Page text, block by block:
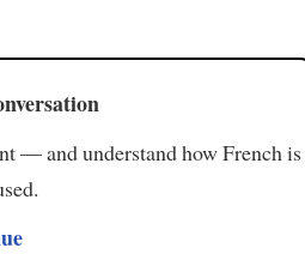
— and understand how French is